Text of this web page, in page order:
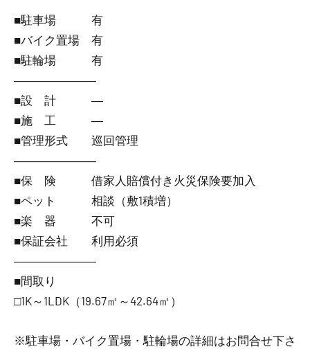
■駐車場 有
■バイク置場 有
■駐輪場 有
―――――――
■設 計 ―
■施 工 ―
■管理形式 巡回管理
―――――――
■保 険 借家人賠償付き火災保険要加入
■ペット 相談（敷1積増）
■楽 器 不可
■保証会社 利用必須
―――――――
■間取り
□1K～1LDK（19.67㎡～42.64㎡）
※駐車場・バイク置場・駐輪場の詳細はお問合せ下さ